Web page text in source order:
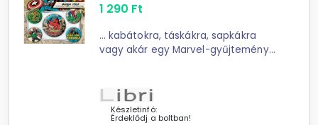
1 290 Ft
... kabátokra, táskákra, sapkákra
vagy akár egy Marvel-gyűjtemény
egyik legnépszerűbb szuperhősét, ez
a kitűző ...
Készletinfó:
Érdeklődj a boltban!